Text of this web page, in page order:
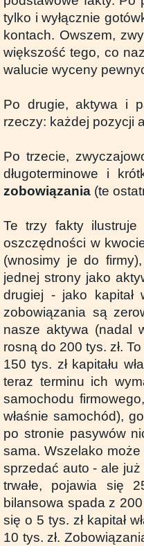
tylko i wyłącznie
kontach. Owszem,
większość tego, co
walucie wyceny
Po drugie, aktywa i
rzeczy: każdej pozycji
Po trzecie,
długoterminowe i
zobowiązania (te
Te trzy fakty ilustruje
oszczędności w
(wnosimy je do
jednej strony jako
drugiej - jako kapitał
zobowiązania są
nasze aktywa (nadal
rosną do 200 tys. zł.
150 tys. zł kapitału
teraz terminu ich
samochodu
właśnie samochód),
po stronie pasywów
sama. Wszelako
sprzedać auto - ale
trwałe, pojawia się
bilansowa spada z
się o 5 tys. zł kapitał
10 tys. zł.